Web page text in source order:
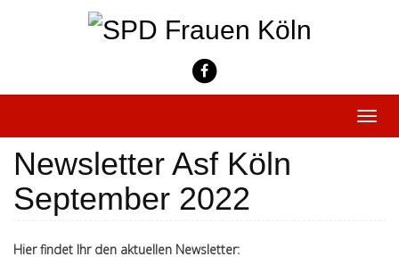
Toggle
Newsletter Asf Köln
September 2022
Hier findet Ihr den aktuellen Newsletter: